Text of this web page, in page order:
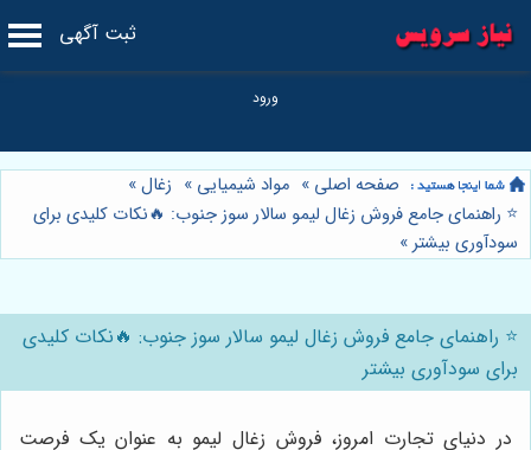
ثبت آگهی
صفحه اصلی » مواد شیمیایی » زغال»
⭐️ راهنمای جامع فروش زغال لیمو سالار سوز جنوب: 🔥نکات کلیدی برای
سودآوری بیشتر»
⭐️ راهنمای جامع فروش زغال لیمو سالار سوز جنوب: 🔥نکات کلیدی
برای سودآوری بیشتر
در دنیای تجارت امروز، فروش زغال لیمو به عنوان یک فرصت